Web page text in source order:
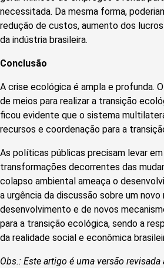
necessitada. Da mesma forma,
redução de custos, aumento dos
da indústria brasileira.
Conclusão
A crise ecológica é ampla e profunda.
de meios para realizar a transição
ficou evidente que o sistema
recursos e coordenação para a
As políticas públicas precisam levar
transformações decorrentes das
colapso ambiental ameaça o
a urgência da discussão sobre um
desenvolvimento e de novos
para a transição ecológica, sendo a
da realidade social e econômica
Obs.: Este artigo é uma versão